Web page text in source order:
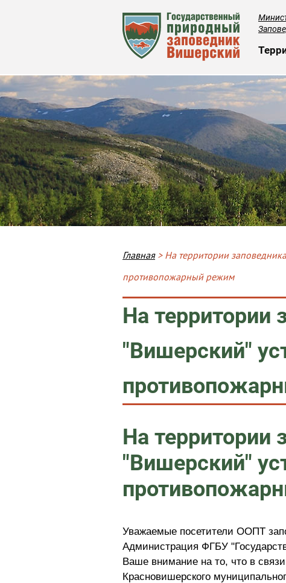
Breadcrumb
Главная На территории
противопожарный режим
На территории
"Вишерский"
На территории
"Вишерский"
Уважаемые посетители ООПТ
Администрация ФГБУ
Ваше внимание на то, что в
Красновишерского